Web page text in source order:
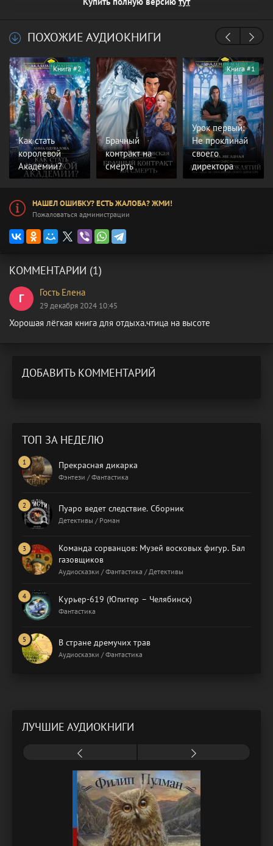
ПОХОЖИЕ АУДИОКНИГИ
Как стать
королевой
Академии?
Книга #2
Брачный
контракт на
смерть
Урок первый:
Не проклинай
своего
директора
Книга #1
НАШЕЛ ОШИБКУ? ЕСТЬ ЖАЛОБА? ЖМИ!
Пожаловаться администрации
КОММЕНТАРИИ (1)
Г Гость Елена
29 декабря 2024 10:45
Хорошая лёгкая книга для отдыха.чтица на высоте
ДОБАВИТЬ КОММЕНТАРИЙ
ТОП ЗА НЕДЕЛЮ
Прекрасная дикарка
Фэнтези / Фантастика
Пуаро ведет следствие. Сборник
Детективы / Роман
Команда сорванцов: Музей восковых фигур. Бал
газовщиков
Аудиосказки / Фантастика / Детективы
Курьер-619 (Юпитер – Челябинск)
Фантастика
В стране дремучих трав
Аудиосказки / Фантастика
ЛУЧШИЕ АУДИОКНИГИ